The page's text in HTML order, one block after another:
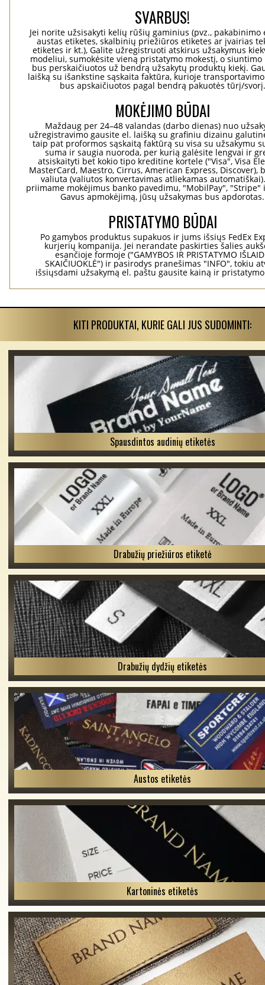
SVARBUS!
Jei norite užsisakyti kelių rūšių gaminius (pvz., pakabinimo
austas etiketes, skalbinių priežiūros etiketes ar įvairias
etiketes ir kt.), Galite užregistruoti atskirus užsakymus
modeliui, sumokėsite vieną pristatymo mokestį, o siuntimo
bus perskaičiuotos už bendrą užsakytų produktų kiekį.
laišką su išankstine sąskaita faktūra, kurioje
bus apskaičiuotos pagal bendrą pakuotės tūrį/svorį.
MOKĖJIMO BŪDAI
Maždaug per 24–48 valandas (darbo dienas) nuo
užregistravimo gausite el. laišką su grafiniu dizainu
taip pat proformos sąskaitą faktūrą su visa su užsakymu
suma ir saugia nuoroda, per kurią galėsite lengvai ir
atsiskaityti bet kokio tipo kreditine kortele ("Visa", Visa
MasterCard, Maestro, Cirrus, American Express, Discover),
valiuta (valiutos konvertavimas atliekamas
priimame mokėjimus banko pavedimu, "MobilPay", "Stripe"
Gavus apmokėjimą, jūsų užsakymas bus apdorotas.
PRISTATYMO BŪDAI
Po gamybos produktus supakuos ir jums išsiųs FedEx
kurjerių kompanija. Jei nerandate paskirties šalies
esančioje formoje ("GAMYBOS IR PRISTATYMO
SKAIČIUOKLĖ") ir pasirodys pranešimas "INFO", tokiu
išsiųsdami užsakymą el. paštu gausite kainą ir
KITI PRODUKTAI, KURIE GALI JUS SUDOMINTI:
Spausdintos audinių etiketės
Drabužių priežiūros etiketė
Drabužių dydžių etiketės
Austos etiketės
Kartoninės etiketės